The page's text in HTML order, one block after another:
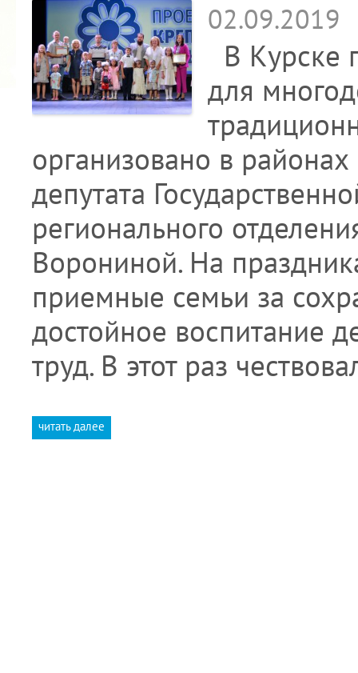
02.09.2019
В Курске
для
организовано в
депутата
регионального
Ворониной. На
приемные семьи за
достойное воспитание
труд. В этот раз
читать далее